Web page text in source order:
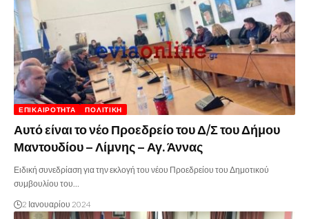
ΕΠΙΚΑΙΡΌΤΗΤΑ ΠΟΛΙΤΙΚΉ
Αυτό είναι το νέο Προεδρείο του Δ/Σ του Δήμου
Μαντουδίου – Λίμνης – Αγ. Άννας
Ειδική συνεδρίαση για την εκλογή του νέου Προεδρείου του Δημοτικού
συμβουλίου του…
2 Ιανουαρίου 2024